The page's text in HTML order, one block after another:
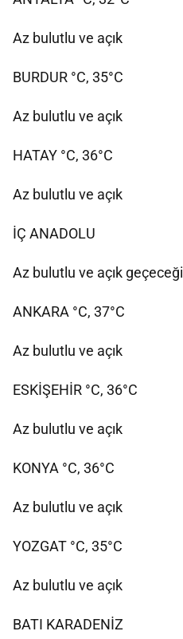
Az bulutlu ve açık
BURDUR °C, 35°C
Az bulutlu ve açık
HATAY °C, 36°C
Az bulutlu ve açık
İÇ ANADOLU
Az bulutlu ve açık
ANKARA °C, 37°C
Az bulutlu ve açık
ESKİŞEHİR °C, 36°C
Az bulutlu ve açık
KONYA °C, 36°C
Az bulutlu ve açık
YOZGAT °C, 35°C
Az bulutlu ve açık
BATI KARADENİZ